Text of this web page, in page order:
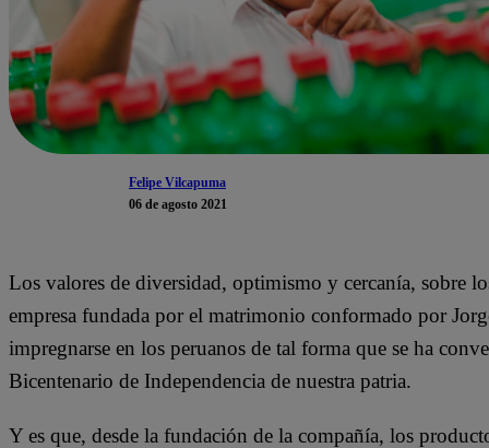
Felipe Vilcapuma
06 de agosto 2021
Los valores de diversidad, optimismo y cercanía, sobre
empresa fundada por el matrimonio conformado por
impregnarse en los peruanos de tal forma que se ha
Bicentenario de Independencia de nuestra patria.
Y es que, desde la fundación de la compañía, los